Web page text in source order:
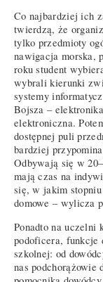
Co najbardziej ich
twierdzą, że
tylko przedmioty
nawigacja morska,
roku student
wybrali kierunki
systemy
Bojsza –
elektroniczna.
dostępnej puli
bardziej
Odbywają się w
mają czas na
się, w jakim
domowe – wylicza
Ponadto na uczelni
podoficera, funkcje
szkolnej: od
nas podchorążowie